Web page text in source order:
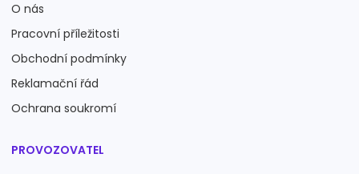
O nás
Pracovní příležitosti
Obchodní podmínky
Reklamační řád
Ochrana soukromí
PROVOZOVATEL